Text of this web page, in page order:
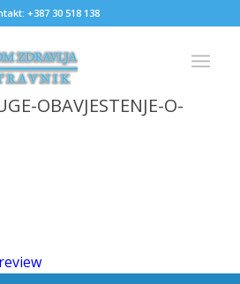
+387 30 518 138
OBAVJESTENJE-O-